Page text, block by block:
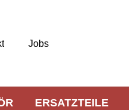
Jobs
ERSATZTEILE